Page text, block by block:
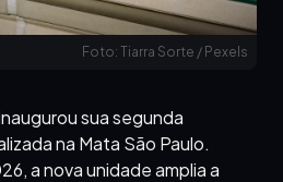
Foto: Tiarra Sorte / Pexels
sua segunda
na Mata São Paulo.
a nova unidade amplia a